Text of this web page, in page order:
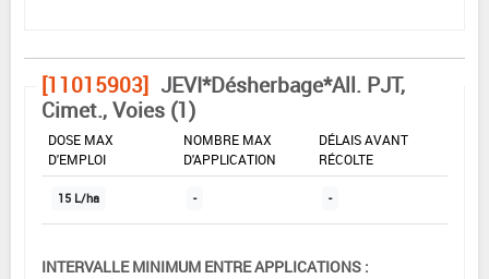
[11015903] JEVI*Désherbage*All. PJT,
Cimet., Voies (1)
DOSE MAX
D'EMPLOI
NOMBRE MAX
D'APPLICATION
DÉLAIS AVANT
RÉCOLTE
15 L/ha - -
INTERVALLE MINIMUM ENTRE APPLICATIONS :